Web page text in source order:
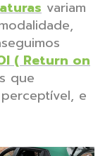
variam
( Return on
que
e